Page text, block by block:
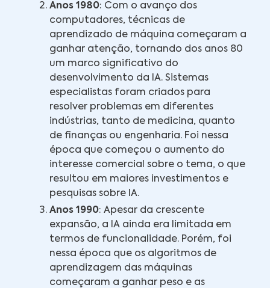
Anos 1980: Com o avanço dos
computadores, técnicas de
aprendizado de máquina começaram a
ganhar atenção, tornando dos anos 80
um marco significativo do
desenvolvimento da IA. Sistemas
especialistas foram criados para
resolver problemas em diferentes
indústrias, tanto de medicina, quanto
de finanças ou engenharia. Foi nessa
época que começou o aumento do
interesse comercial sobre o tema, o que
resultou em maiores investimentos e
pesquisas sobre IA.
Anos 1990: Apesar da crescente
expansão, a IA ainda era limitada em
termos de funcionalidade. Porém, foi
nessa época que os algoritmos de
aprendizagem das máquinas
começaram a ganhar peso e as